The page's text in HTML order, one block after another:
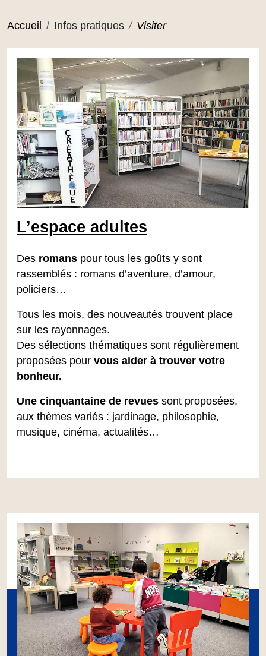
Accueil Infos pratiques Visiter
L’espace adultes
Des romans pour tous les goûts y sont
rassemblés : romans d’aventure, d’amour,
policiers…
Tous les mois, des nouveautés trouvent place
sur les rayonnages.
Des sélections thématiques sont régulièrement
proposées pour vous aider à trouver votre
bonheur.
Une cinquantaine de revues sont proposées,
aux thèmes variés : jardinage, philosophie,
musique, cinéma, actualités…